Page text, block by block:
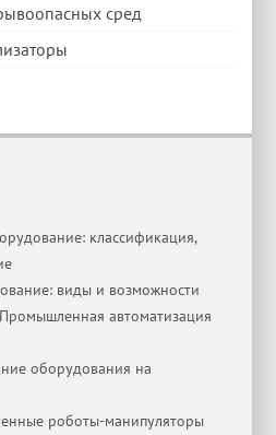
сред
классификация,
виды и возможности
автоматизация
оборудования на
роботы-манипуляторы